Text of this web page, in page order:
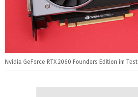
Nvidia GeForce RTX 2060 Founders Edition im Test